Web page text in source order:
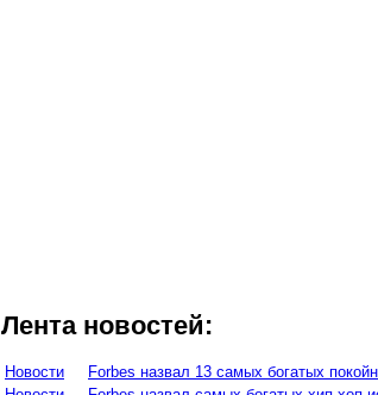
Лента новостей:
Новости
Forbes назвал 13 самых богатых